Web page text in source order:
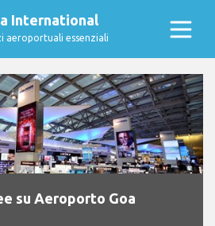
International
aeroportuali essenziali
su Aeroporto Goa